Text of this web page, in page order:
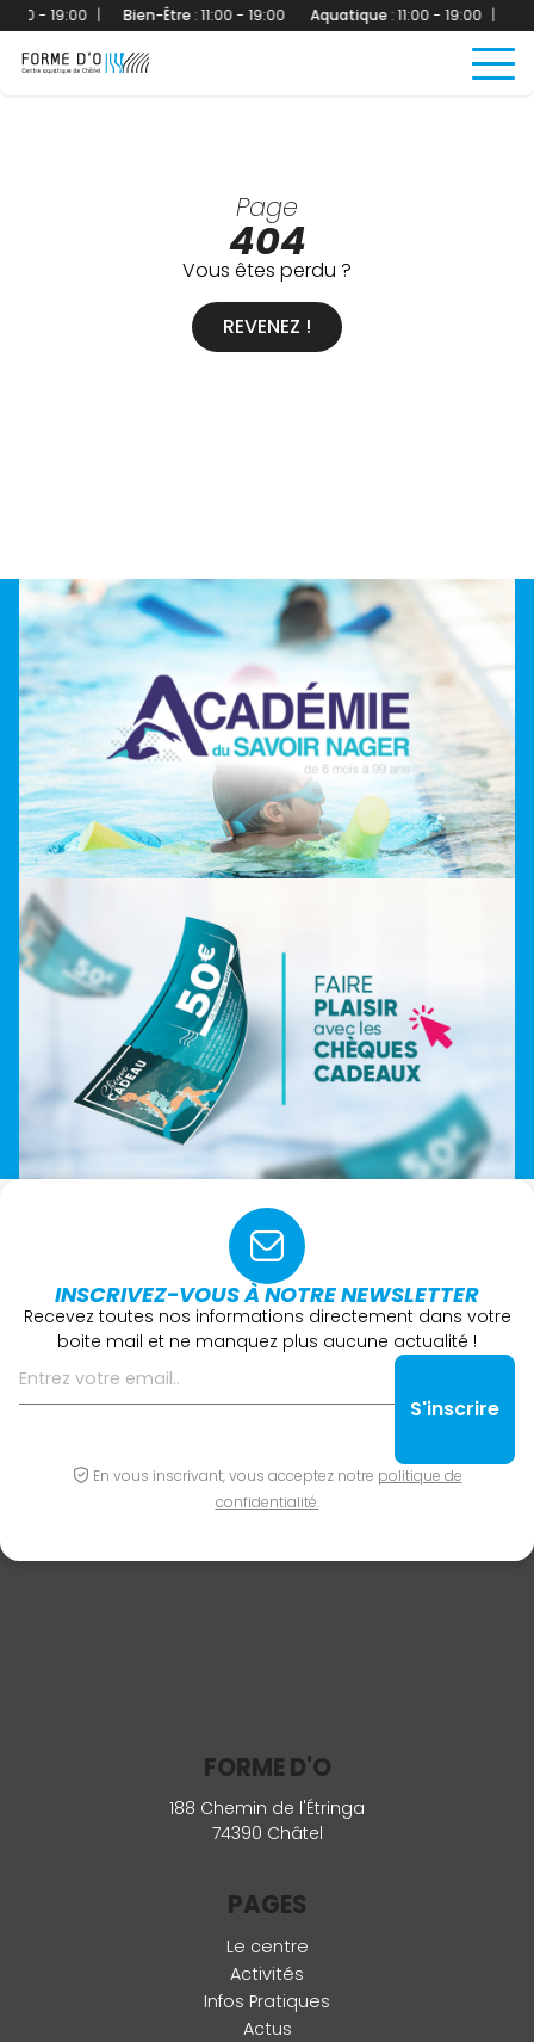
- 19:00 | Bien-Être:11:00 - 19:00 Aquatique:11:00 - 19:00 |
Page
404
Vous êtes perdu ?
REVENEZ !
INSCRIVEZ-VOUS À NOTRE NEWSLETTER
Recevez toutes nos informations directement dans votre
boite mail et ne manquez plus aucune actualité !
En vous inscrivant, vous acceptez notre politique de
confidentialité.
FORME D'O
188 Chemin de l'Étringa
74390 Châtel
PAGES
Le centre
Activités
Infos Pratiques
Actus